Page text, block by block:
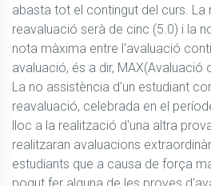
abasta tot el contingut del curs. La
reavaluació serà de cinc (5.0) i la
nota màxima entre l'avaluació
avaluació, és a dir, MAX(Avaluació
La no assistència d'un estudiant
reavaluació, celebrada en el
lloc a la realització d'una altra
realitzaran avaluacions
estudiants que a causa de força